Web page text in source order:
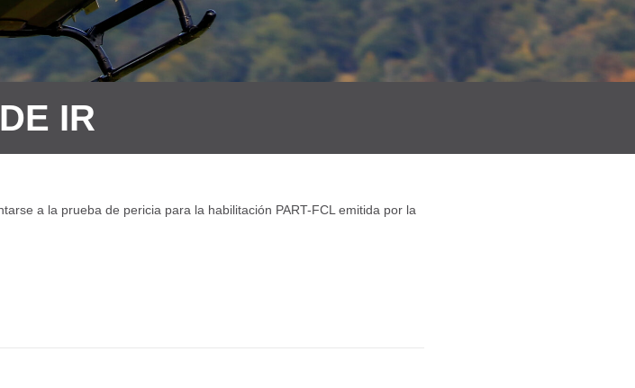
IR
a la prueba de pericia para la habilitación PART-FCL emitida por la